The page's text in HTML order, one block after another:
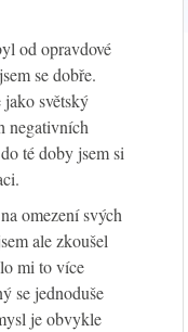
od opravdové
se dobře.
jako světský
negativních
té doby jsem si
omezení svých
ale zkoušel
mi to více
se jednoduše
je obvykle